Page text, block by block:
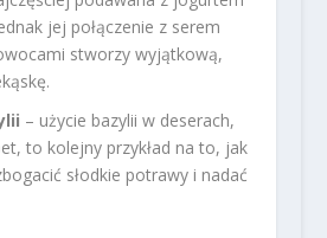
jej połączenie z serem
stworzy wyjątkową,
– użycie bazylii w deserach,
to kolejny przykład na to, jak
słodkie potrawy i nadać